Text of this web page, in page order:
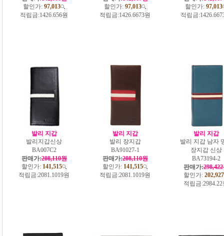
할인가: 97,013
적립금:1426.656원
할인가: 97,013
적립금:1426.6673원
할인가: 97,013
적립금:
발리 지갑
발리지갑신상
BA007C2
판매가:208,110원
할인가: 141,515
적립금:2081.1019원
발리 지갑
발리 장지갑
BA91027-1
판매가:208,110원
할인가: 141,515
적립금:2081.1019원
발리 지갑
발리 지갑 남자
장지갑 신상
BA73194-2
판매가:
할인가: 202,927
적립금: